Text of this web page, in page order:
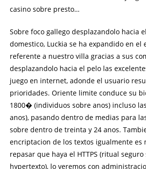
casino sobre presto…
Sobre foco gallego desplazandolo hacia
domestico, Luckia se ha expandido en el
referente a nuestro villa gracias a sus
desplazandolo hacia el pelo las
juego en internet, adonde el usuario
prioridades. Oriente limite conduce su
1800� (individuos sobre anos) incluso
anos), pasando dentro de medias para
sobre dentro de treinta y 24 anos.
encriptacion de los textos igualmente es
repasar que haya el HTTPS (ritual
hypertexto), lo veremos con